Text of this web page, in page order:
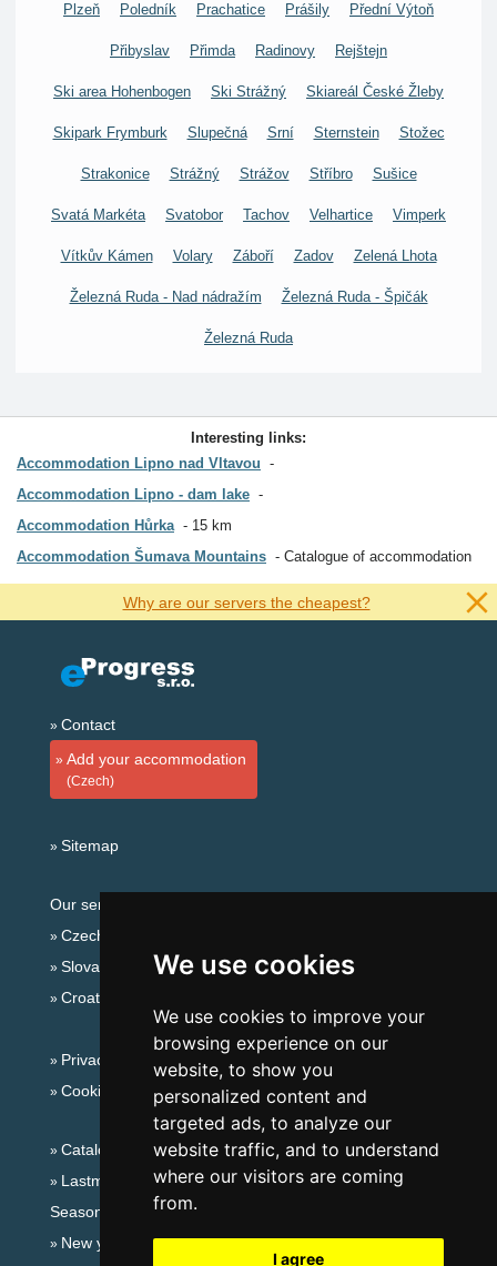
We use cookies
We use cookies to improve your
browsing experience on our
website, to show you
personalized content and
targeted ads, to analyze our
website traffic, and to understand
where our visitors are coming
from.
I agree
Plzeň Poledník Prachatice Prášily Přední Výtoň
Přibyslav Přimda Radinovy Rejštejn
Ski area Hohenbogen Ski Strážný Skiareál České Žleby
Skipark Frymburk Slupečná Srní Sternstein Stožec
Strakonice Strážný Strážov Stříbro Sušice
Svatá Markéta Svatobor Tachov Velhartice Vimperk
Vítkův Kámen Volary Záboří Zadov Zelená Lhota
Železná Ruda - Nad nádražím Železná Ruda - Špičák
Železná Ruda
Interesting links:
Accommodation Lipno nad Vltavou
Accommodation Lipno - dam lake
Accommodation Hůrka
15 km
Accommodation Šumava Mountains
Catalogue of accommodation
Why are our servers the cheapest?
Contact
Add your accommodation
(Czech)
Sitemap
Our servers:
Czech mountains
Slovakian mountains
Croatian Adriatic
Privacy policy
Cookies
Catalog of accommodation
Lastminute Šumava Mountains
Seasonal links:
New year's eve Šumava Mountains